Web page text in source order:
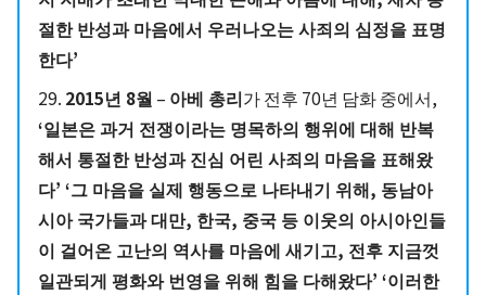
절한 반성과 마음에서 우러나오는 사죄의 심정을 표명
한다’
29. 2015년 8월 – 아베 총리가 전후 70년 담화 중에서,
‘일본은 과거 전쟁이라는 명목하의 행위에 대해 반복
해서 통절한 반성과 진심 어린 사죄의 마음을 표해왔
다’ ‘그 마음을 실제 행동으로 나타내기 위해, 동남아
시아 국가들과 대만, 한국, 중국 등 이웃의 아시아인들
이 걸어온 고난의 역사를 마음에 새기고, 전후 지금껏
일관되게 평화와 번영을 위해 힘을 다해왔다’ ‘이러한